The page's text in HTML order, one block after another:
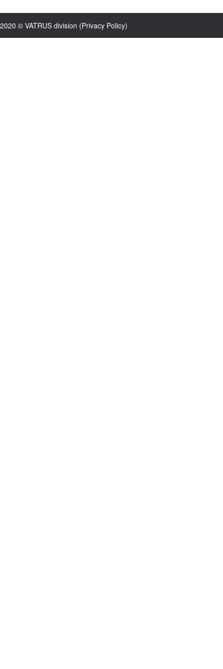
2020 © VATRUS division (Privacy Policy)